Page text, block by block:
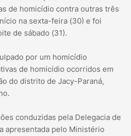
de homicídio contra outras três
na sexta-feira (30) e foi
de sábado (31).
por um homicídio
de homicídio ocorridos em
do distrito de Jacy-Paraná,
conduzidas pela Delegacia de
apresentada pelo Ministério